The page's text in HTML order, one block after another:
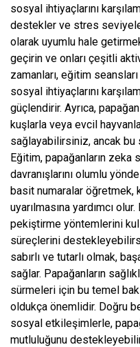
sosyal ihtiyaçlarını
destekler ve stres
olarak uyumlu hale
geçirin ve onları çeşitli
zamanları, eğitim
sosyal ihtiyaçlarını
güçlendirir. Ayrıca,
kuşlarla veya evcil
sağlayabilirsiniz, ancak bu
Eğitim, papağanların zeka
davranışlarını olumlu
basit numaralar öğretmek,
uyarılmasına yardımcı
pekiştirme yöntemlerini
süreçlerini
sabırlı ve tutarlı olmak,
sağlar. Papağanların
sürmeleri için bu temel
oldukça önemlidir. Doğru
sosyal etkileşimlerle,
mutluluğunu